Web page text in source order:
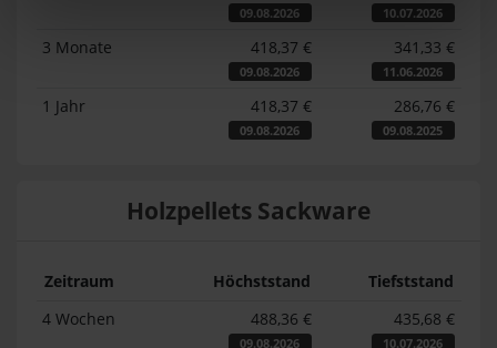
09.08.2026 10.07.2026
3 Monate 418,37 €
09.08.2026
341,33 €
11.06.2026
1 Jahr 418,37 €
09.08.2026
286,76 €
09.08.2025
Holzpellets Sackware
Zeitraum Höchststand
Tiefststand
4 Wochen
488,36 €
09.08.2026
435,68 €
10.07.2026